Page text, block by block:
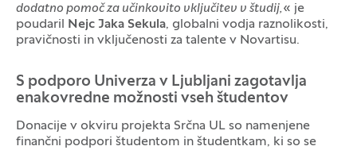
dodatno pomoč za učinkovito vključitev v študij,« je
poudaril
Nejc Jaka Sekula, globalni vodja raznolikosti,
pravičnosti in vključenosti za talente v Novartisu.
S podporo Univerza v Ljubljani zagotavlja
enakovredne možnosti vseh študentov
Donacije v okviru projekta Srčna UL so namenjene
finančni podpori študentom in študentkam, ki so se